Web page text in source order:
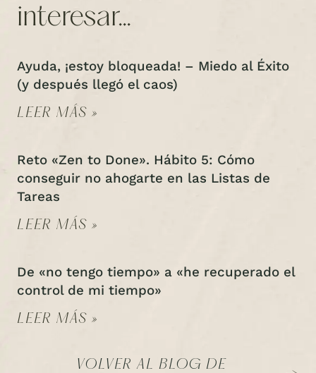
interesar...
Ayuda, ¡estoy bloqueada! – Miedo al Éxito
(y después llegó el caos)
LEER MÁS »
Reto «Zen to Done». Hábito 5: Cómo
conseguir no ahogarte en las Listas de
Tareas
LEER MÁS »
De «no tengo tiempo» a «he recuperado el
control de mi tiempo»
LEER MÁS »
VOLVER AL BLOG DE